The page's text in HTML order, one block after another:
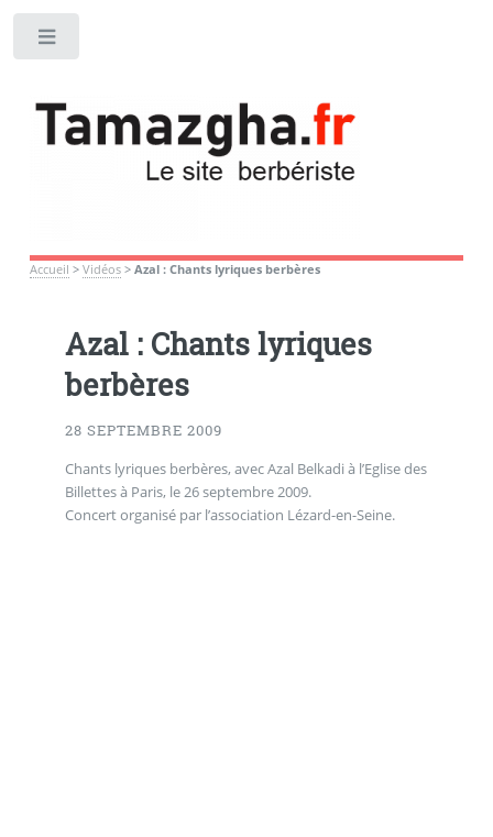
Accueil > Vidéos> Azal : Chants lyriques berbères
Azal : Chants lyriques
berbères
28 SEPTEMBRE 2009
Chants lyriques berbères, avec Azal Belkadi à l’Eglise des
Billettes à Paris, le 26 septembre 2009.
Concert organisé par l’association Lézard-en-Seine.